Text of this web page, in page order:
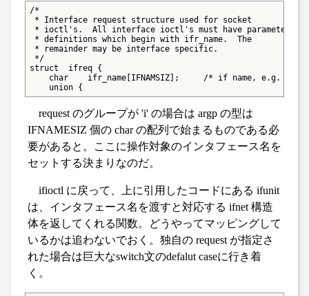
/*
* Interface request structure used for socket
* ioctl's.  All interface ioctl's must have parameter
* definitions which begin with ifr_name.  The
* remainder may be interface specific.
*/
struct  ifreq {
char    ifr_name[IFNAMSIZ];     /* if name, e.g.
    union {
request のグループが 'i' の場合は argp の型は
IFNAMESIZ 個の char の配列で始まるものである必
要があると。ここに操作対象のインタフェース名を
セットする決まりなのだ。
ifioctl に戻って、上に引用したコードにある ifunit
は、インタフェース名を渡すと対応する ifnet 構造
体を返してくれる関数。どうやってマッピングして
いるかは追わないでおく。独自の request が指定さ
れた場合は巨大なswitch文のdefalut caseに行き着
く。